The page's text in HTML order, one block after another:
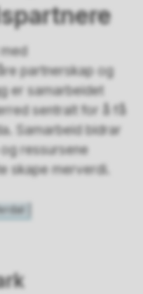
partnerskap og
er samarbeidet
sentralt for å få
Samarbeid bidrar
ressursene
skape merverdi.
|